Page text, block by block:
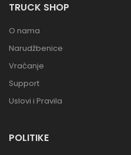
TRUCK SHOP
O nama
Narudžbenice
Vraćanje
Support
Uslovi i Pravila
POLITIKE